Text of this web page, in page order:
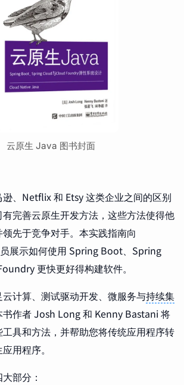
云原生 Java 图书封面
、Netflix 和 Etsy 这类企业之间的区别
完善云原生开发方法，这些方法使得他
先于竞争对手。本实践指南向
展示如何使用 Spring Boot、Spring
更快更好得构建软件。
计算、测试驱动开发、微服务与持续集
书作者 Josh Long 和 Kenny Bastani 将
具和方法，并帮助您将传统应用程序转
用程序。
部分：